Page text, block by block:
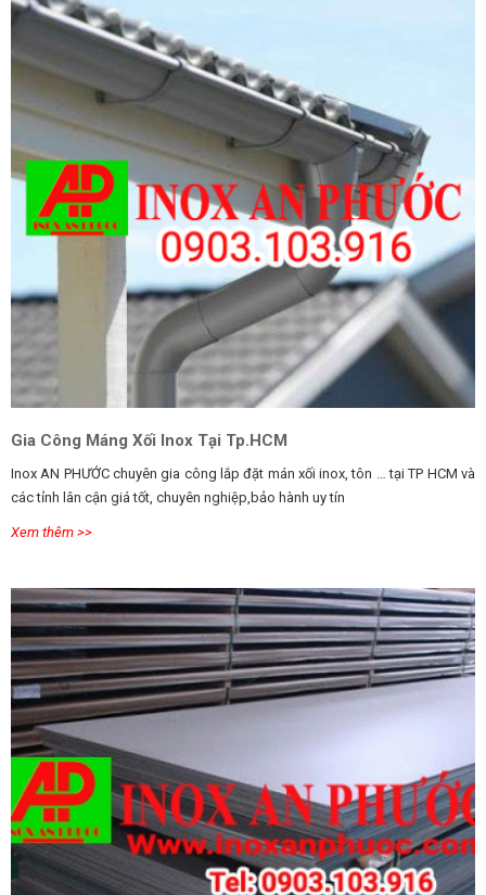
Gia Công Máng Xối Inox Tại Tp.HCM
Inox AN PHƯỚC chuyên gia công lắp đặt mán xối inox, tôn … tại TP HCM và
các tỉnh lân cận giá tốt, chuyên nghiệp,bảo hành uy tín
Xem thêm >>